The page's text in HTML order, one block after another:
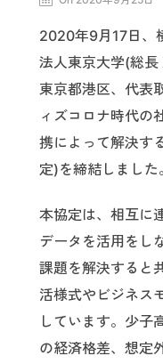
2020年9月17日、
法人東京大学(総
東京都港区、代表
ィズコロナ時代の
携によって解決す
定)を締結しました。
本協定は、相互に
データを活用をし
課題を解決すると
活様式やビジネス
しています。少子
の経済格差、想定